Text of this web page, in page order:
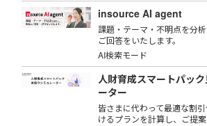
insource AI agent
課題・テーマ・不明点を分
ご回答をいたします。
AI検索モード
人財育成スマートパッ
ーター
皆さまに代わって最適な割
けるプランを計算し、ご提案